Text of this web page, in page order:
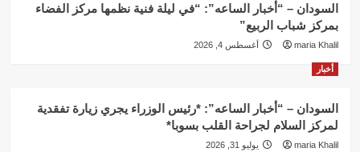
السودان – “أخبار الساعه”: “في ليلة فنية نظمها مركز الفضاء
بمركز شباب الربيع”
maria Khalil أغسطس 4, 2026
أخبار
السودان – “أخبار الساعه”: *رئيس الوزراء يجري زيارة تفقدية
لمركز السلام لجراحة القلب بسوبا*
maria Khalil يوليو 31, 2026